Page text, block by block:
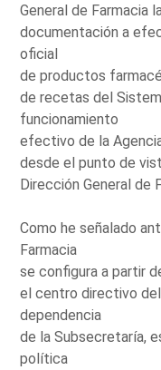
General de Farmacia
documentación a
oficial
de productos
de recetas del
funcionamiento
efectivo de la
desde el punto de
Dirección General de
Como he señalado
Farmacia
se configura a partir
el centro directivo
dependencia
de la Subsecretaría,
política